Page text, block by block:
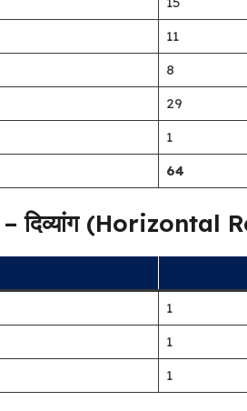
11
8
29
1
64
– दिव्यांग (Horizontal
1
1
1